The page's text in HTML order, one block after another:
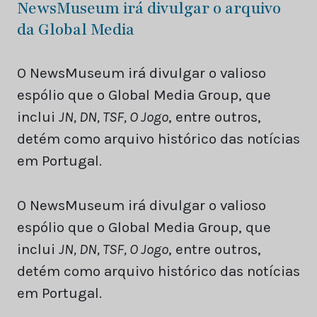
NewsMuseum irá divulgar o arquivo
da Global Media
O NewsMuseum irá divulgar o valioso
espólio que o Global Media Group, que
inclui JN, DN, TSF, O Jogo, entre outros,
detém como arquivo histórico das notícias
em Portugal.
O NewsMuseum irá divulgar o valioso
espólio que o Global Media Group, que
inclui JN, DN, TSF, O Jogo, entre outros,
detém como arquivo histórico das notícias
em Portugal.